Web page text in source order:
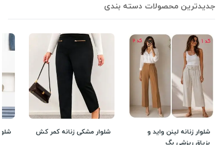
جدیدترین محصولات دسته بندی
شلوار زنانه لینن واید و
بزیاق ریزشی بگ
شلوار مشکی زنانه کمر کش